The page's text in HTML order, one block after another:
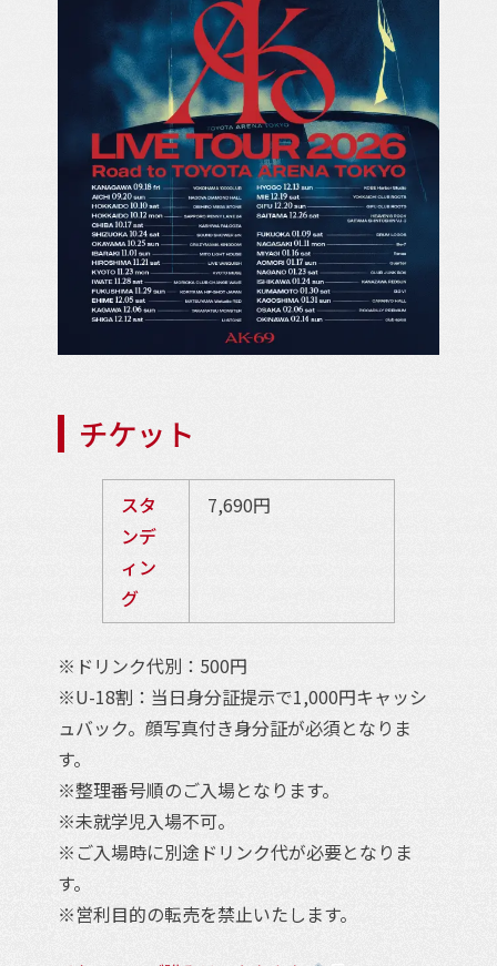
チケット
スタ
ンデ
ィン
グ
7,690円
※ドリンク代別：500円
※U-18割：当日身分証提示で1,000円キャッシ
ュバック。顔写真付き身分証が必須となりま
す。
※整理番号順のご入場となります。
※未就学児入場不可。
※ご入場時に別途ドリンク代が必要となりま
す。
※営利目的の転売を禁止いたします。